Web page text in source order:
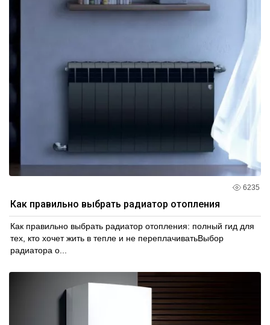
6235
Как правильно выбрать радиатор отопления
Как правильно выбрать радиатор отопления: полный гид для
тех, кто хочет жить в тепле и не переплачиватьВыбор
радиатора о...